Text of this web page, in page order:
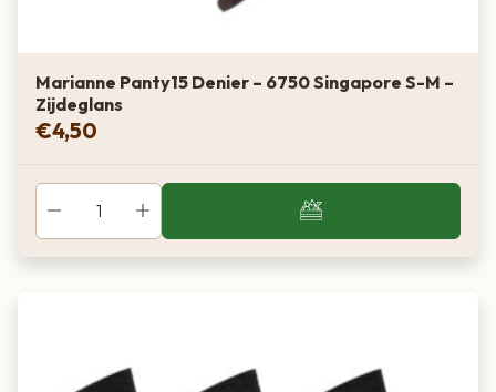
Marianne Panty15 Denier – 6750 Singapore S-M –
Zijdeglans
€4,50